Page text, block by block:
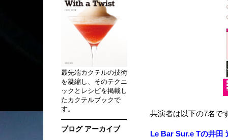
共演者は以下の7名で
Le Bar Sur.e Tの井田
最先端カクテルの技術
を凝縮し、そのテクニ
ックとレシピを掲載し
たカクテルブックで
す。
ブログ アーカイブ